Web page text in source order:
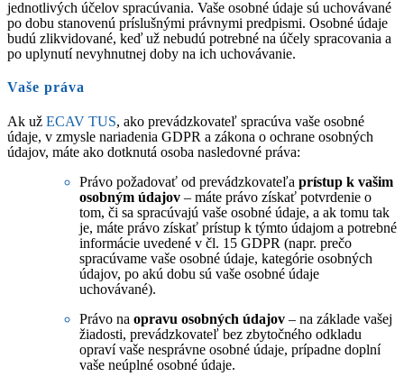
jednotlivých účelov spracúvania. Vaše osobné údaje sú uchovávané
po dobu stanovenú príslušnými právnymi predpismi. Osobné údaje
budú zlikvidované, keď už nebudú potrebné na účely spracovania a
po uplynutí nevyhnutnej doby na ich uchovávanie.
Vaše práva
Ak už ECAV TUS, ako prevádzkovateľ spracúva vaše osobné
údaje, v zmysle nariadenia GDPR a zákona o ochrane osobných
údajov, máte ako dotknutá osoba nasledovné práva:
Právo požadovať od prevádzkovateľa prístup k vašim
osobným údajov – máte právo získať potvrdenie o
tom, či sa spracúvajú vaše osobné údaje, a ak tomu tak
je, máte právo získať prístup k týmto údajom a potrebné
informácie uvedené v čl. 15 GDPR (napr. prečo
spracúvame vaše osobné údaje, kategórie osobných
údajov, po akú dobu sú vaše osobné údaje
uchovávané).
Právo na opravu osobných údajov – na základe vašej
žiadosti, prevádzkovateľ bez zbytočného odkladu
opraví vaše nesprávne osobné údaje, prípadne doplní
vaše neúplné osobné údaje.